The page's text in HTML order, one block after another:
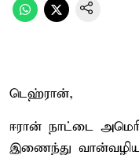
டெஹ்ரான்,
ஈரான் நாட்டை
இணைந்து